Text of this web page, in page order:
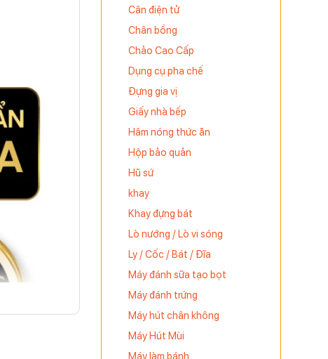
Cân điện tử
Chân bồng
Chảo Cao Cấp
Dụng cụ pha chế
Đựng gia vị
Giấy nhà bếp
Hâm nóng thức ăn
Hộp bảo quản
Hũ sứ
khay
Khay đựng bát
Lò nướng / Lò vi sóng
Ly / Cốc / Bát / Đĩa
Máy đánh sữa tạo bọt
Máy đánh trứng
Máy hút chân không
Máy Hút Mùi
Máy làm bánh